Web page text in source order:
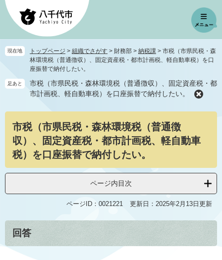
ペ
先
頭
す
。
メ
を
飛
し
て
現在地 トップページ > 組織でさがす > 財務部 > 納税課 > 市税（市県民税・森
林環境税（普通徴収）、固定資産税・都市計画税、軽自動車税）を口
座振替で納付したい。
足あと
市税（市県民税・森林環境税（普通徴収）、固定資産税・都
市計画税、軽自動車税）を口座振替で納付したい。
市税（市県民税・森林環境税（普通徴
収）、固定資産税・都市計画税、軽自動車
税）を口座振替で納付したい。
ページ内目次
ページID：0021221 更新日：2025年2月13日更新
回答